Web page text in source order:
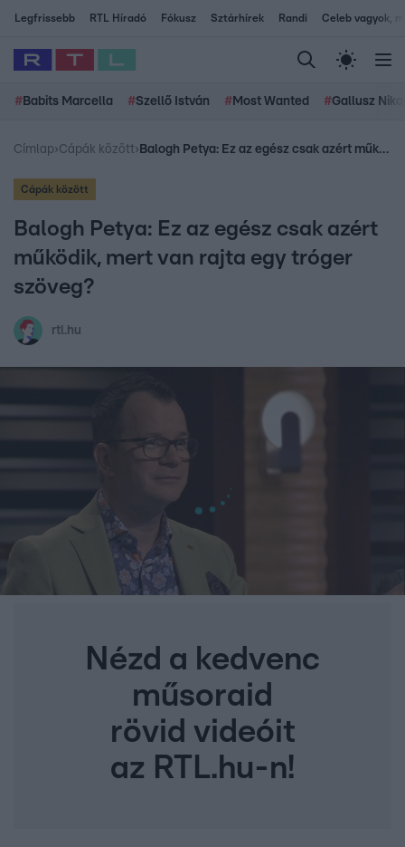
Legfrissebb RTL Híradó Fókusz Sztárhírek Randi Celeb vagyok,
# Babits Marcella #Szellő István # Most Wanted #Gallusz
Címlap›Cápák között› Balogh Petya: Ez az egész csak azért működik, mert van rajta egy tróger szöveg?
Cápák között
Balogh Petya: Ez az egész csak azért
működik, mert van rajta egy tróger
szöveg?
rtl.hu
Nézd a kedvenc
műsoraid
rövid videóit
az RTL.hu-n!